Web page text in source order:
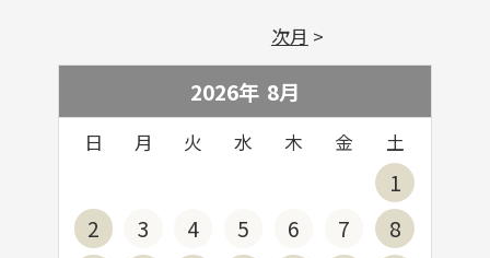
2026年 8月
日 月 火 水 木 金 土
1
2
3 4 5 6 7
8
次月